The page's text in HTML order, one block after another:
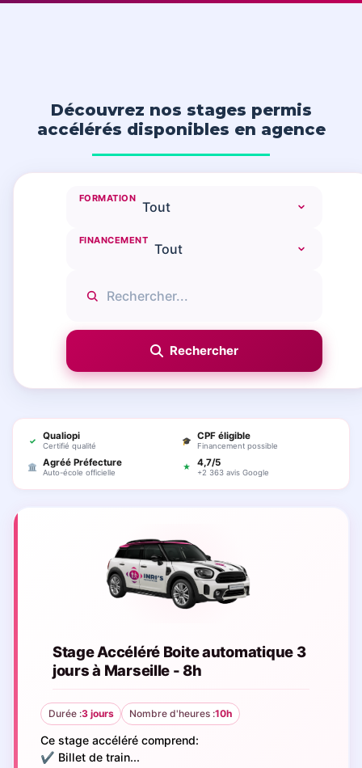
Découvrez nos stages permis
accélérés disponibles en agence
FORMATION
FINANCEMENT
✓ Qualiopi
Certifié qualité
🎓 CPF éligible
Financement possible
🏛 Agréé Préfecture
Auto-école officielle
★ 4,7/5
+2 363 avis Google
Stage Accéléré Boite automatique 3
jours à Marseille - 8h
Durée :3 jours Nombre d'heures :10h
Ce stage accéléré comprend:
✔️ Billet de train...